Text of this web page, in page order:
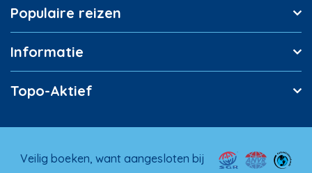
Populaire reizen
Informatie
Topo-Aktief
Veilig boeken, want aangesloten bij